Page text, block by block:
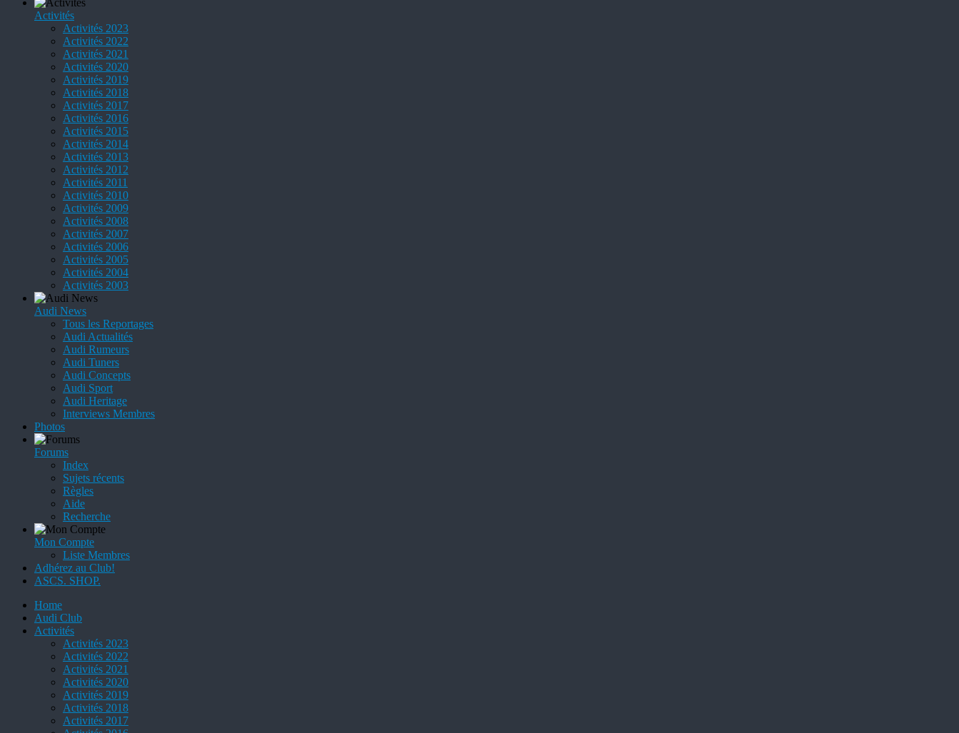
Activités
Activités 2023
Activités 2022
Activités 2021
Activités 2020
Activités 2019
Activités 2018
Activités 2017
Activités 2016
Activités 2015
Activités 2014
Activités 2013
Activités 2012
Activités 2011
Activités 2010
Activités 2009
Activités 2008
Activités 2007
Activités 2006
Activités 2005
Activités 2004
Activités 2003
Audi News
Tous les Reportages
Audi Actualités
Audi Rumeurs
Audi Tuners
Audi Concepts
Audi Sport
Audi Heritage
Interviews Membres
Photos
Forums
Index
Sujets récents
Règles
Aide
Recherche
Mon Compte
Liste Membres
Adhérez au Club!
ASCS. SHOP.
Home
Audi Club
Activités
Activités 2023
Activités 2022
Activités 2021
Activités 2020
Activités 2019
Activités 2018
Activités 2017